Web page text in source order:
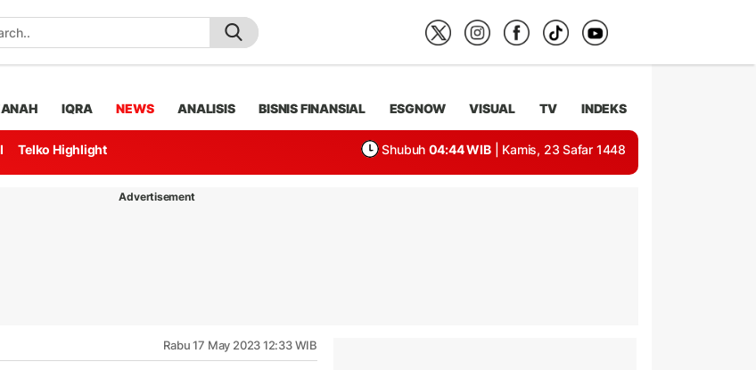
IQRA NEWS ANALISIS BISNIS FINANSIAL ESGNOW VISUAL TV INDEKS
Telko Highlight Shubuh 04:44 WIB | Kamis, 23 Safar 1448
Advertisement
Rabu 17 May 2023 12:33 WIB